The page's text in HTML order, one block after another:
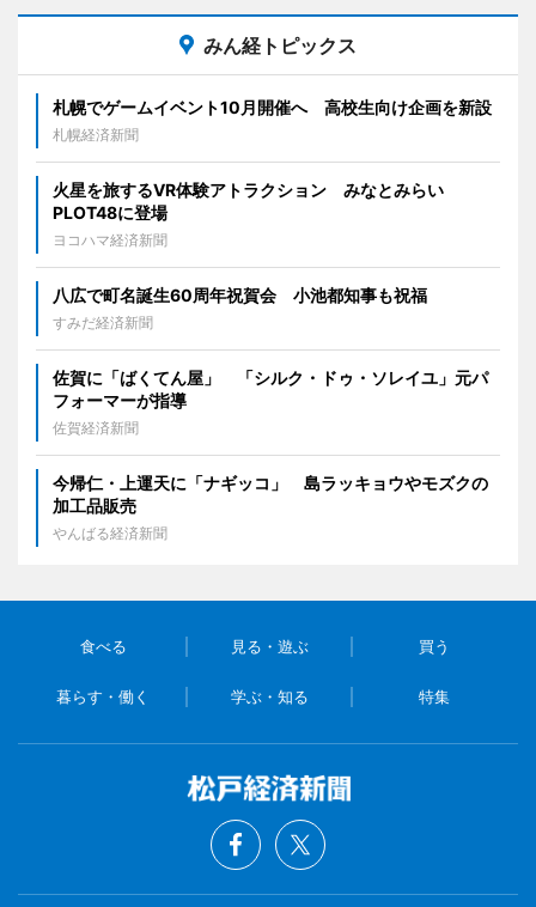
みん経トピックス
札幌でゲームイベント10月開催へ 高校生向け企画を新設
札幌経済新聞
火星を旅するVR体験アトラクション みなとみらい
PLOT48に登場
ヨコハマ経済新聞
八広で町名誕生60周年祝賀会 小池都知事も祝福
すみだ経済新聞
佐賀に「ばくてん屋」 「シルク・ドゥ・ソレイユ」元パ
フォーマーが指導
佐賀経済新聞
今帰仁・上運天に「ナギッコ」 島ラッキョウやモズクの
加工品販売
やんばる経済新聞
食べる 見る・遊ぶ 買う
暮らす・働く 学ぶ・知る 特集